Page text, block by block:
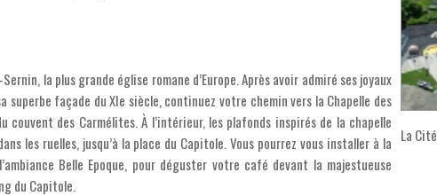
La
la plus grande église romane d’Europe. Après avoir admiré ses joyaux
façade du XIe siècle, continuez votre chemin vers la Chapelle des
couvent des Carmélites. À l’intérieur, les plafonds inspirés de la chapelle
les ruelles, jusqu’à la place du Capitole. Vous pourrez vous installer à la
Belle Epoque, pour déguster votre café devant la majestueuse
du Capitole.